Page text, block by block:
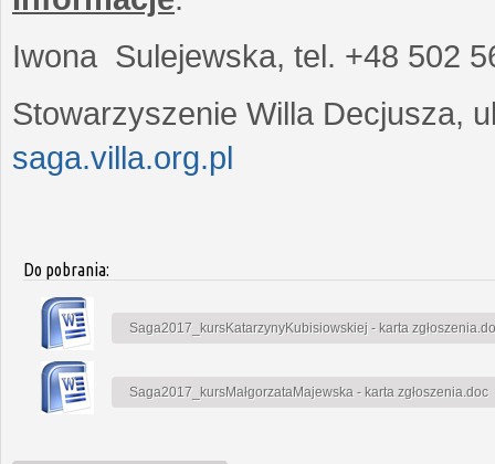
Iwona Sulejewska, tel. +48 502
Stowarzyszenie Willa Decjusza,
saga.villa.org.pl
Do pobrania:
Saga2017_kursKatarzynyKubisiowskiej - karta
Saga2017_kursMałgorzataMajewska - karta zgłoszenia.doc